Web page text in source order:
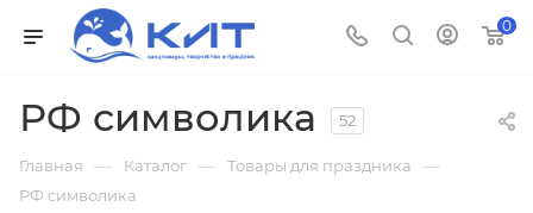
0
РФ символика 52
Главная — Каталог — Товары для праздника —
РФ символика